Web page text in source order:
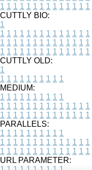
1 1 1 1 1 1 1 1 1 1 1 1 1 1
CUTTLY BIO:
1
1 1 1 1 1 1 1 1 1 1 1 1 1 1
1 1 1 1 1 1 1 1 1 1 1 1 1 1
1 1 1 1 1 1 1 1 1 1 1 1 1 1
CUTTLY OLD:
1
1 1 1 1 1 1 1 1 1 1
MEDIUM:
1 1 1 1 1 1 1 1 1 1
1 1 1 1 1 1 1 1 1 1 1 1 1 1
1 1 1 1 1 1 1 1 1 1 1 1 1 1
PARALLELS:
1 1 1 1 1 1 1 1 1 1
1 1 1 1 1 1 1 1 1 1 1 1 1 1
1 1 1 1 1 1 1 1 1 1 1 1 1 1
URL PARAMETER: